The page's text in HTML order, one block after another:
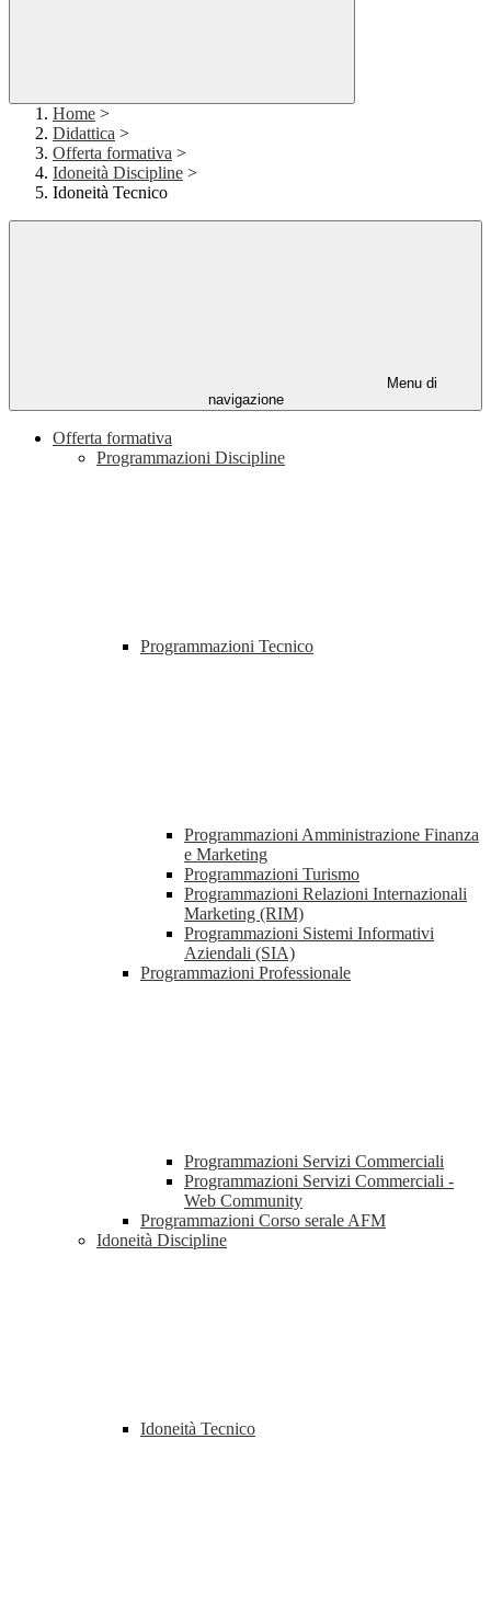
Home >
Didattica >
Offerta formativa >
Idoneità Discipline >
Idoneità Tecnico
Menu di
navigazione
Offerta formativa
Programmazioni Discipline
Programmazioni Tecnico
Programmazioni Amministrazione Finanza
e Marketing
Programmazioni Turismo
Programmazioni Relazioni Internazionali
Marketing (RIM)
Programmazioni Sistemi Informativi
Aziendali (SIA)
Programmazioni Professionale
Programmazioni Servizi Commerciali
Programmazioni Servizi Commerciali -
Web Community
Programmazioni Corso serale AFM
Idoneità Discipline
Idoneità Tecnico